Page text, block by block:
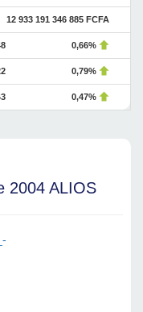
12 933 191 346 885 FCFA
0,66%
0,79%
0,47%
2004 ALIOS